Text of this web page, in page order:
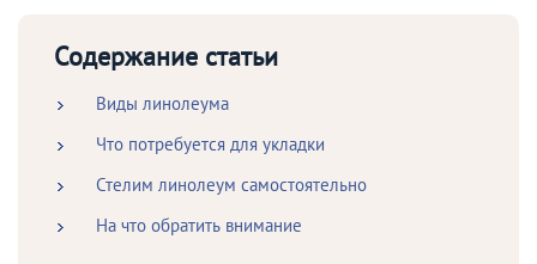
Содержание статьи
Виды линолеума
Что потребуется для укладки
Стелим линолеум самостоятельно
На что обратить внимание